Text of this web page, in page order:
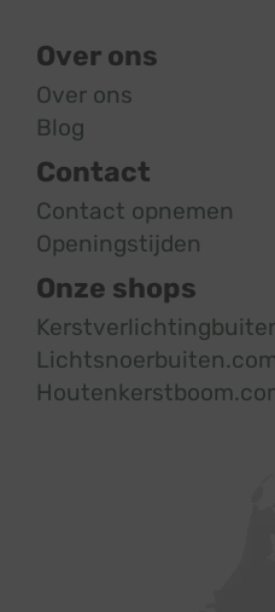
Over ons
Over ons
Blog
Contact
Contact opnemen
Openingstijden
Onze shops